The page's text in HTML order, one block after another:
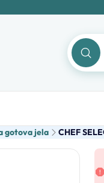
gotova jela CHEF